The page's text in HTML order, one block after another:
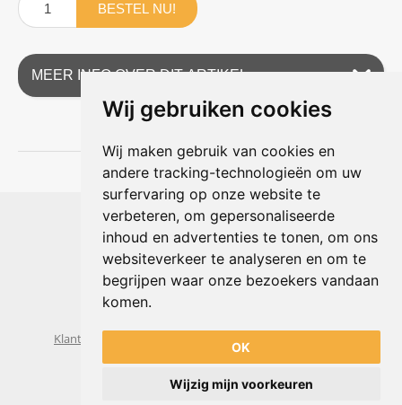
Wij gebruiken cookies
Wij maken gebruik van cookies en
andere tracking-technologieën om uw
surfervaring op onze website te
verbeteren, om gepersonaliseerde
inhoud en advertenties te tonen, om ons
websiteverkeer te analyseren en om te
begrijpen waar onze bezoekers vandaan
komen.
OK
Wijzig mijn voorkeuren
BESTEL NU!
MEER INFO OVER DIT ARTIKEL
Shophouse online
Max Planckstraat 4
6716 BE Ede, Nederland
Telefoon:+31(0)318 618 121
E-mail: info@shophouse.nl
Geopend: ma t/m vr 09:00-17:00 uur
Klantenservice
Algemene voorwaarden
Powered by nopCommerce